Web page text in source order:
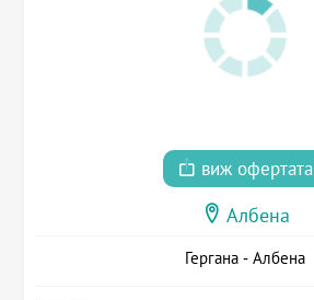
виж офертата
Албена
Гергана - Албена